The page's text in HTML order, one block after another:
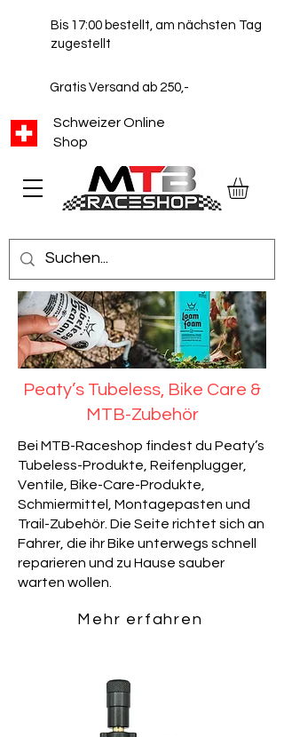
Schweizer Online
Shop
Bis 17:00 bestellt, am nächsten Tag
zugestellt
Gratis Versand ab 250,-
Peaty’s Tubeless, Bike Care &
MTB-Zubehör
Bei MTB-Raceshop findest du Peaty’s
Tubeless-Produkte, Reifenplugger,
Ventile, Bike-Care-Produkte,
Schmiermittel, Montagepasten und
Trail-Zubehör. Die Seite richtet sich an
Fahrer, die ihr Bike unterwegs schnell
reparieren und zu Hause sauber
warten wollen.
Mehr erfahren